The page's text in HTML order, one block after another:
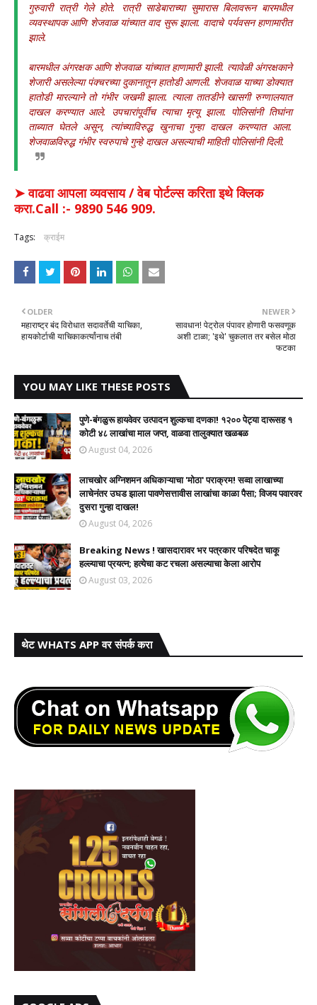
गुरुवारी रात्री गेले होते. रात्री साडेबाराच्या सुमारास बिलावरून बारमधील
व्यवस्थापक आणि शेजवाळ यांच्यात वाद सुरू झाला. वादाचे पर्यवसन हाणामारीत
झाले.
बारमधील अंगरक्षक आणि शेजवाळ यांच्यात हाणामारी झाली. त्यावेळी अंगरक्षकाने
शेजारी असलेल्या पंक्चरच्या दुकानातून हातोडी आणली. शेजवाळ याच्या डोक्यात
हातोडी मारल्याने तो गंभीर जखमी झाला. त्याला तातडीने खासगी रुग्णालयात
दाखल करण्यात आले. उपचारांपूर्वीच त्याचा मृत्यू झाला. पोलिसांनी तिघांना
ताब्यात घेतले असून, त्यांच्याविरुद्ध खुनाचा गुन्हा दाखल करण्यात आला.
शेजवाळविरुद्ध गंभीर स्वरुपाचे गुन्हे दाखल असल्याची माहिती पोलिसांनी दिली.
➤ वाढवा आपला व्यवसाय / वेब पोर्टल्स करिता इथे क्लिक
करा.Call :- 9890 546 909.
Tags: क्राईम
NEWER
सावधान! पेट्रोल पंपावर होणारी फसवणूक
अशी टाळा; 'इथे' चुकलात तर बसेल मोठा
फटका
OLDER
महाराष्ट्र बंद विरोधात सदावर्तेची याचिका,
हायकोर्टाची याचिकाकर्त्यांनाच तंबी
YOU MAY LIKE THESE POSTS
पुणे-बंगळुरू हायवेवर उत्पादन शुल्कचा दणका! १२०० पेट्या दारूसह १
कोटी ४८ लाखांचा माल जप्त, वाळवा तालुक्यात खळबळ
August 04, 2026
लाचखोर अग्निशमन अधिकाऱ्याचा 'मोठा' पराक्रम! सव्वा लाखाच्या
लाचेनंतर उघड झाला पावणेसत्तावीस लाखांचा काळा पैसा; विजय पवारवर
दुसरा गुन्हा दाखल!​
August 04, 2026
Breaking News ! खासदारावर भर पत्रकार परिषदेत चाकू
हल्ल्याचा प्रयत्न; हत्येचा कट रचला असल्याचा केला आरोप
August 03, 2026
थेट WHATS APP वर संपर्क करा